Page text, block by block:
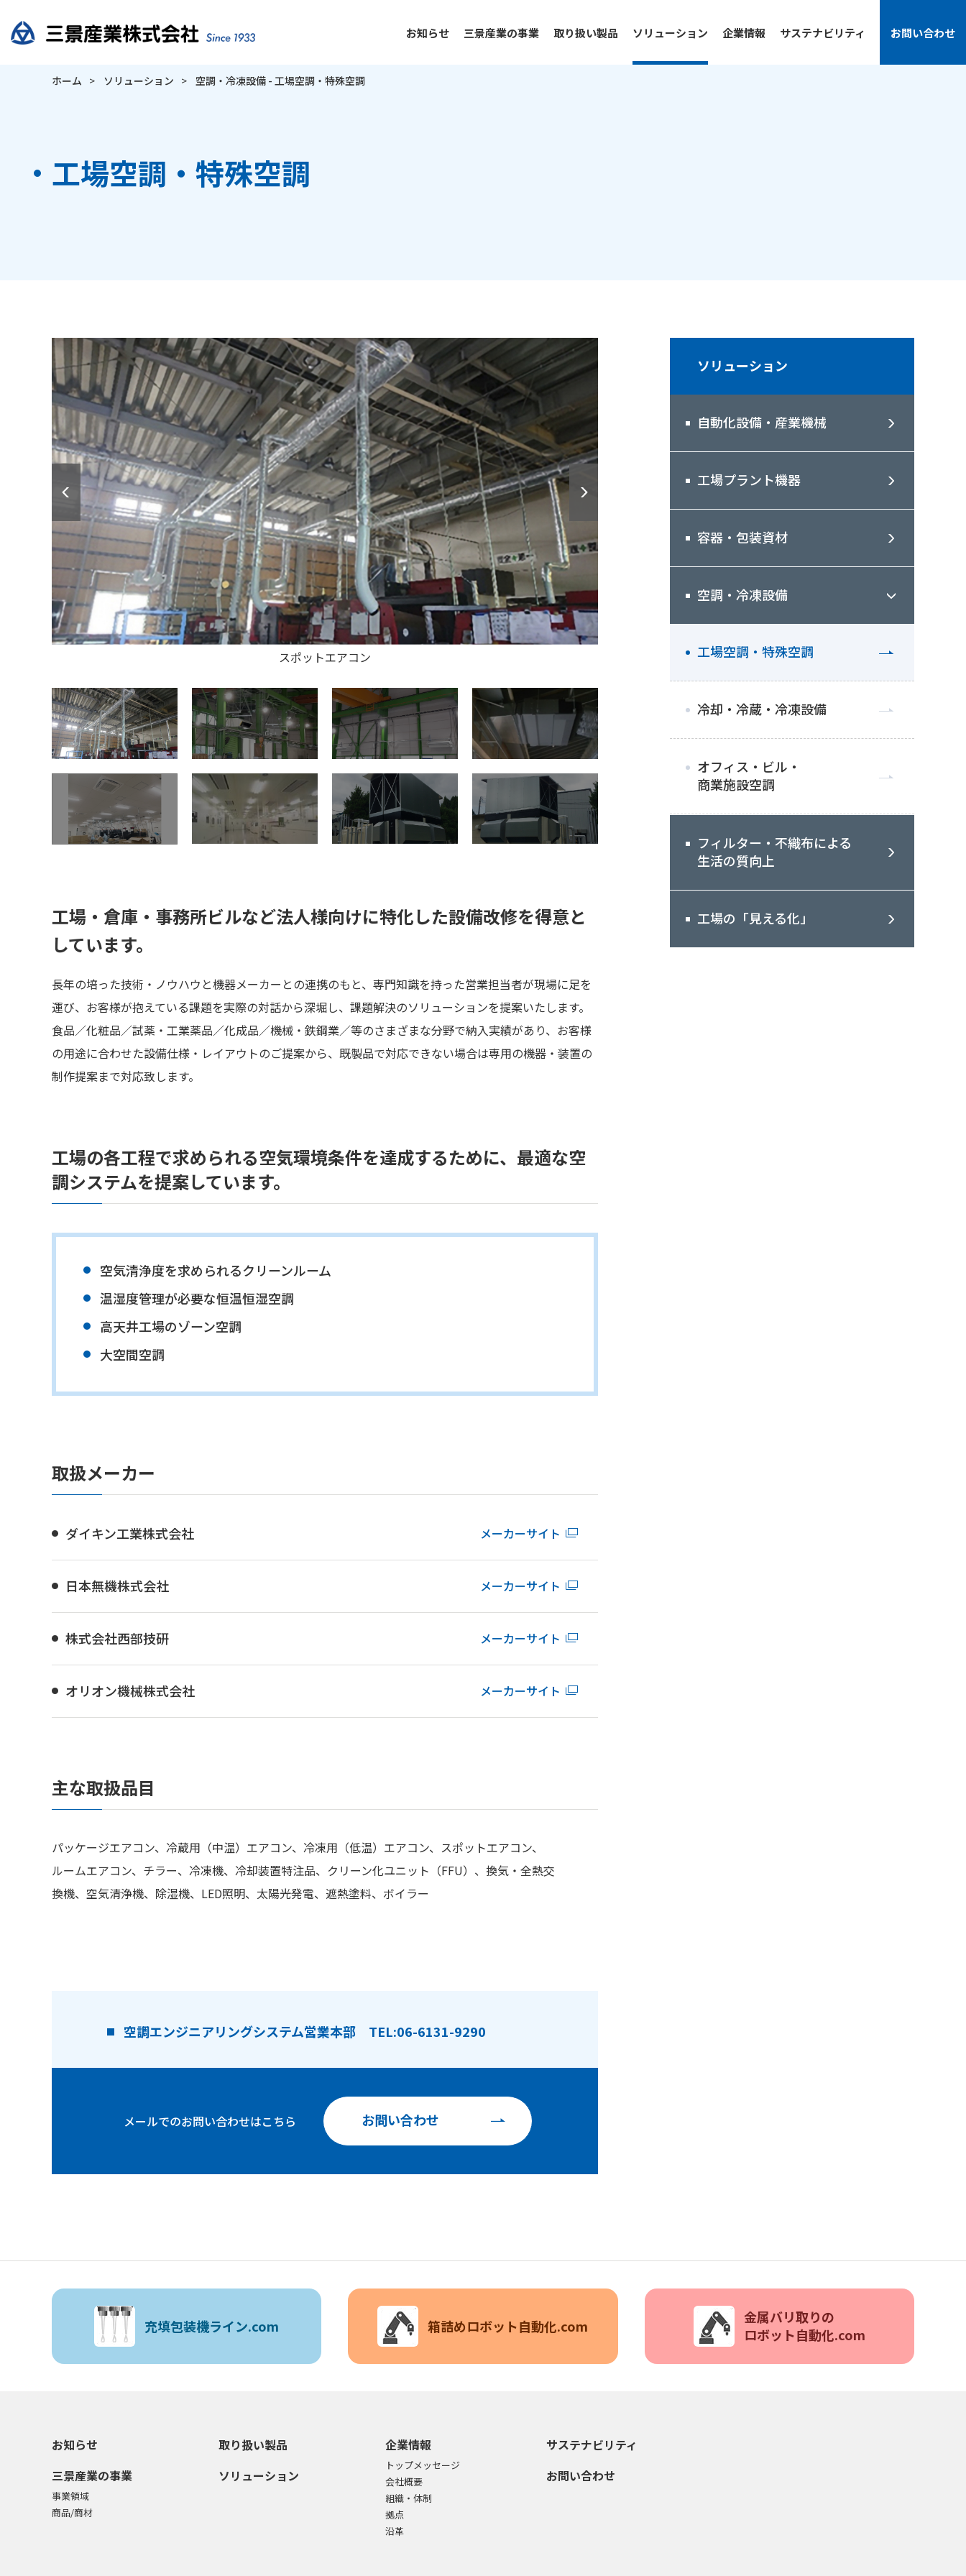
お知らせ 三景産業の事業 取り扱い製品 ソリューション 企業情報 サステナビリティ お問い合わせ
ホーム ソリューション 空調・冷凍設備 - 工場空調・特殊空調
工場空調・特殊空調
スポットエアコン
工場・倉庫・事務所ビルなど法人様向けに特化した設備改修を得意と
しています。
長年の培った技術・ノウハウと機器メーカーとの連携のもと、専門知識を持った営業担当者が現場に足を
運び、お客様が抱えている課題を実際の対話から深堀し、課題解決のソリューションを提案いたします。
食品／化粧品／試薬・工業薬品／化成品／機械・鉄鋼業／等のさまざまな分野で納入実績があり、お客様
の用途に合わせた設備仕様・レイアウトのご提案から、既製品で対応できない場合は専用の機器・装置の
制作提案まで対応致します。
工場の各工程で求められる空気環境条件を達成するために、最適な空
調システムを提案しています。
空気清浄度を求められるクリーンルーム
温湿度管理が必要な恒温恒湿空調
高天井工場のゾーン空調
大空間空調
取扱メーカー
ダイキン工業株式会社 メーカーサイト
日本無機株式会社 メーカーサイト
株式会社西部技研 メーカーサイト
オリオン機械株式会社 メーカーサイト
主な取扱品目
パッケージエアコン、冷蔵用（中温）エアコン、冷凍用（低温）エアコン、スポットエアコン、
ルームエアコン、チラー、冷凍機、冷却装置特注品、クリーン化ユニット（FFU）、換気・全熱交
換機、空気清浄機、除湿機、LED照明、太陽光発電、遮熱塗料、ボイラー
空調エンジニアリングシステム営業本部 TEL:06-6131-9290
メールでのお問い合わせはこちら お問い合わせ
ソリューション
自動化設備・産業機械
工場プラント機器
容器・包装資材
空調・冷凍設備
工場空調・特殊空調
冷却・冷蔵・冷凍設備
オフィス・ビル・
商業施設空調
フィルター・不織布による
生活の質向上
工場の「見える化」
充填包装機ライン.com 箱詰めロボット自動化.com
金属バリ取りの
ロボット自動化.com
お知らせ
三景産業の事業
事業領域
商品/商材
取り扱い製品
ソリューション
企業情報
トップメッセージ
会社概要
組織・体制
拠点
沿革
サステナビリティ
お問い合わせ